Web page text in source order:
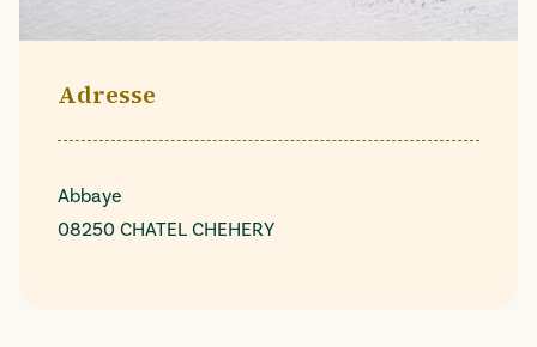
Adresse
Abbaye
08250 CHATEL CHEHERY